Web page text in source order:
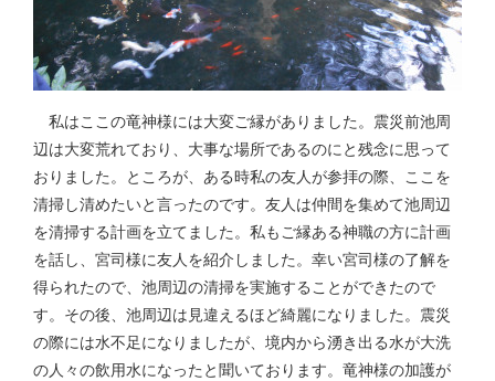
私はここの竜神様には大変ご縁がありました。震災前池周
辺は大変荒れており、大事な場所であるのにと残念に思って
おりました。ところが、ある時私の友人が参拝の際、ここを
清掃し清めたいと言ったのです。友人は仲間を集めて池周辺
を清掃する計画を立てました。私もご縁ある神職の方に計画
を話し、宮司様に友人を紹介しました。幸い宮司様の了解を
得られたので、池周辺の清掃を実施することができたので
す。その後、池周辺は見違えるほど綺麗になりました。震災
の際には水不足になりましたが、境内から湧き出る水が大洗
の人々の飲用水になったと聞いております。竜神様の加護が